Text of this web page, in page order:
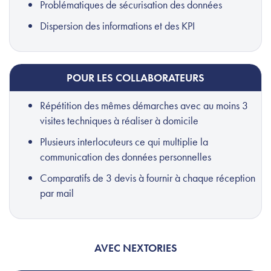
Problématiques de sécurisation des données
Dispersion des informations et des KPI
POUR LES COLLABORATEURS
Répétition des mêmes démarches avec au moins 3
visites techniques à réaliser à domicile
Plusieurs interlocuteurs ce qui multiplie la
communication des données personnelles
Comparatifs de 3 devis à fournir à chaque réception
par mail
AVEC NEXTORIES